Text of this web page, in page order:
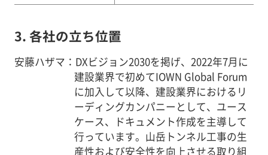
3. 各社の立ち位置
安藤ハザマ：DXビジョン2030を掲げ、2022年7月に
建設業界で初めてIOWN Global Forum
に加入して以降、建設業界におけるリ
ーディングカンパニーとして、ユース
ケース、ドキュメント作成を主導して
行っています。山岳トンネル工事の生
産性および安全性を向上させる取り組